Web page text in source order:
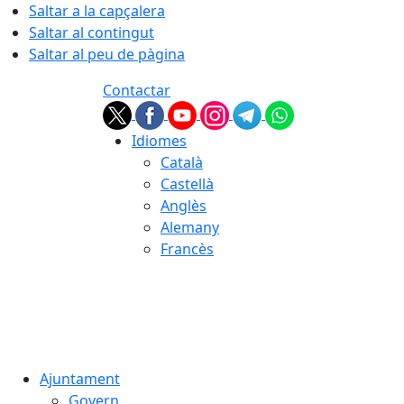
Saltar a la capçalera
Saltar al contingut
Saltar al peu de pàgina
Contactar
Idiomes
Català
Castellà
Anglès
Alemany
Francès
Ajuntament